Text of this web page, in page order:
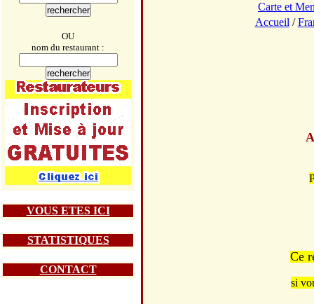
OU
nom du restaurant :
VOUS ETES ICI
STATISTIQUES
CONTACT
Carte et
Accueil /
Ce
si